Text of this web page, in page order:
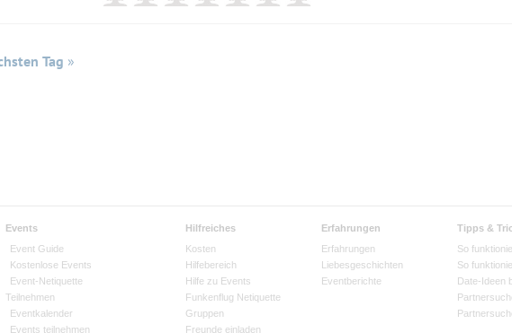
Tag »
Events
Event Guide
Kostenlose Events
Event-Netiquette
Teilnehmen
Eventkalender
Events teilnehmen
Hilfreiches
Kosten
Hilfebereich
Hilfe zu Events
Funkenflug Netiquette
Gruppen
Freunde einladen
Erfahrungen
Erfahrungen
Liebesgeschichten
Eventberichte
Tipps &
So
So
Date-Ideen